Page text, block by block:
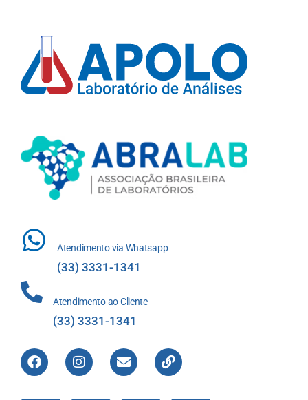
Atendimento via Whatsapp
(33) 3331-1341
Atendimento ao Cliente
(33) 3331-1341